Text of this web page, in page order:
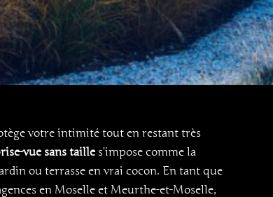
votre intimité tout en restant très
vue sans tailles’impose comme la
ou terrasse en vrai cocon. En tant que
en Moselle et Meurthe-et-Moselle,